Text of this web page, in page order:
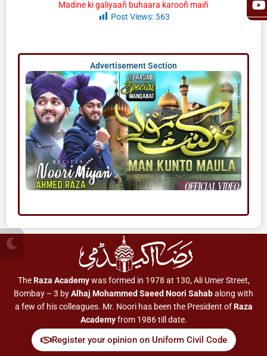
Madine ki galiyaañ buhaara karooñ maiñ
Post Views: 563
Advertisement Section
TheRaza Academywas formed in 1978 at 130, Ali Umer Street,
Bombay – 3 byAlhaj Mohammed Saeed Noori Sahabalong with
a few of his colleagues. Mr. Noori has been the President ofRaza
Academyfrom 1986 till date.
Register your opinion on Uniform Civil Code
M
o